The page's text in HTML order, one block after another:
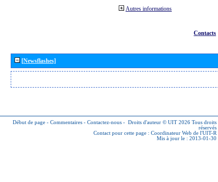
Autres informations
Contacts
[Newsflashes]
Début de page - Commentaires - Contactez-nous - Droits d'auteur © UIT 2026 Tous droits
réservés
Contact pour cette page : Coordinateur Web de l'UIT-R
Mis à jour le : 2013-01-30